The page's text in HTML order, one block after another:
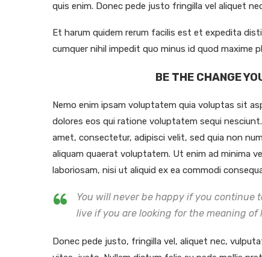
quis enim. Donec pede justo fringilla vel aliquet
Et harum quidem rerum facilis est et expedita
cumquer nihil impedit quo minus id quod maxime
BE THE CHANGE
Nemo enim ipsam voluptatem quia voluptas sit
dolores eos qui ratione voluptatem sequi
amet, consectetur, adipisci velit, sed quia non
aliquam quaerat voluptatem. Ut enim ad minima
laboriosam, nisi ut aliquid ex ea commodi
You will never be happy if you continue
live if you are looking for the meaning of
Donec pede justo, fringilla vel, aliquet nec,